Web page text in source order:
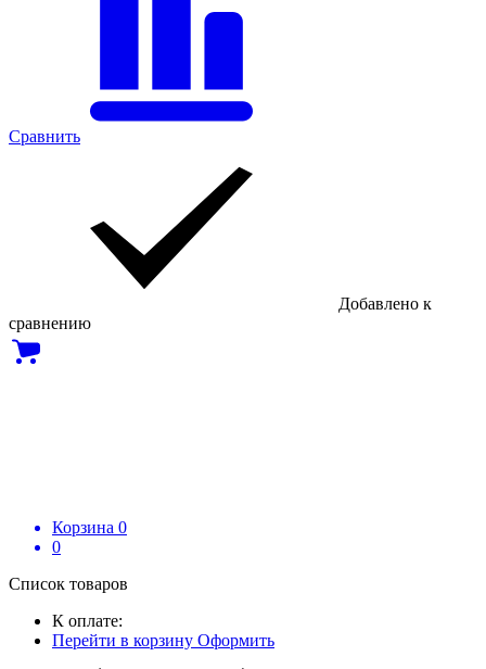
Сравнить
Добавлено к
сравнению
Корзина 0
0
Список товаров
К оплате:
Перейти в корзину Оформить